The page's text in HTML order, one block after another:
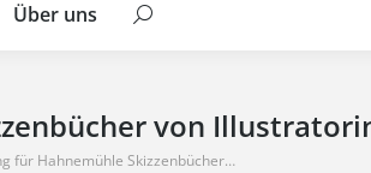
Über uns Search:
von
für Hahnemühle Skizzenbücher…